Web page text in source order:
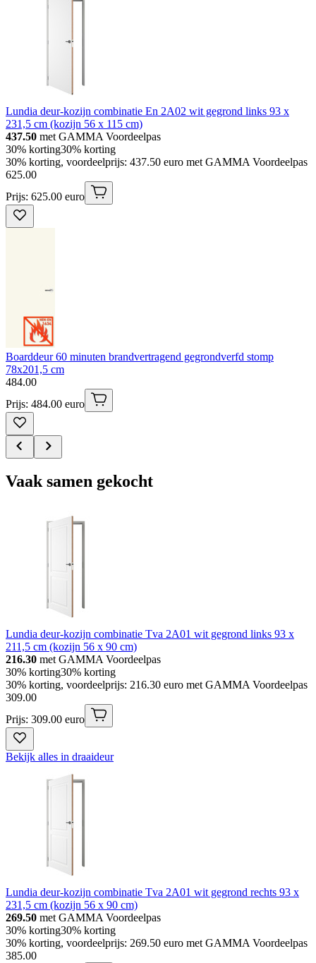
Lundia deur-kozijn combinatie En 2A02 wit gegrond links 93 x
231,5 cm (kozijn 56 x 115 cm)
437.50 met GAMMA Voordeelpas
30% korting30% korting
30% korting, voordeelprijs: 437.50 euro met GAMMA Voordeelpas
625.00
Prijs: 625.00 euro
Boarddeur 60 minuten brandvertragend gegrondverfd stomp
78x201,5 cm
484.00
Prijs: 484.00 euro
Vaak samen gekocht
Lundia deur-kozijn combinatie Tva 2A01 wit gegrond links 93 x
211,5 cm (kozijn 56 x 90 cm)
216.30 met GAMMA Voordeelpas
30% korting30% korting
30% korting, voordeelprijs: 216.30 euro met GAMMA Voordeelpas
309.00
Prijs: 309.00 euro
Bekijk alles in draaideur
Lundia deur-kozijn combinatie Tva 2A01 wit gegrond rechts 93 x
231,5 cm (kozijn 56 x 90 cm)
269.50 met GAMMA Voordeelpas
30% korting30% korting
30% korting, voordeelprijs: 269.50 euro met GAMMA Voordeelpas
385.00